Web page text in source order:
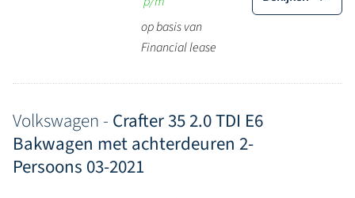
op basis van
Financial lease
Volkswagen - Crafter 35 2.0 TDI E6
Bakwagen met achterdeuren 2-
Persoons 03-2021